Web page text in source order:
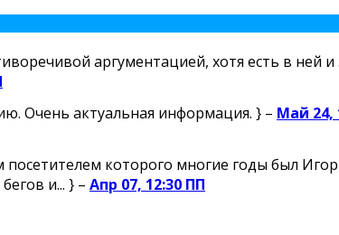
аргументацией, хотя есть в ней
Очень актуальная информация. } – Май 24,
которого многие годы был
и... } – Апр 07, 12:30 ПП